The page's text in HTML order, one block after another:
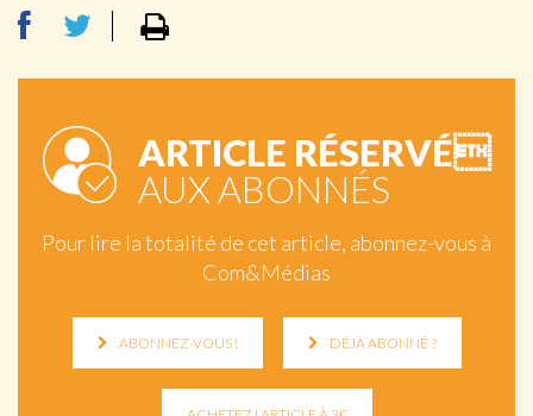
ARTICLE RÉSERVÉ
AUX ABONNÉS
Pour lire la totalité de cet article, abonnez-vous à
Com&Médias
ABONNEZ-VOUS ! DÉJÀ ABONNÉ ?